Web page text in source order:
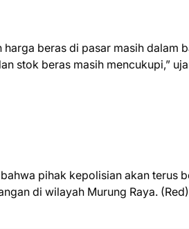
harga beras di pasar masih dalam
stok beras masih mencukupi,”
pihak kepolisian akan terus
di wilayah Murung Raya. (Red)